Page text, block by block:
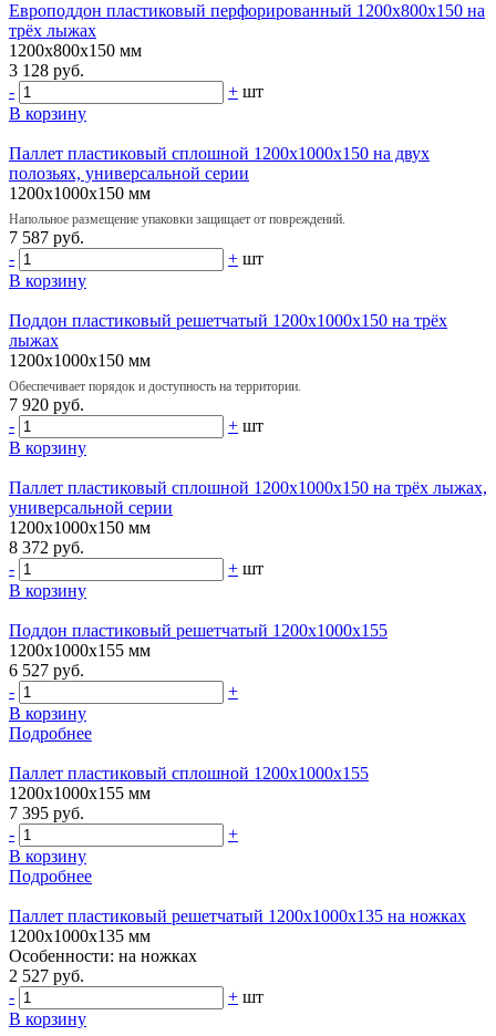
Европоддон пластиковый перфорированный 1200х800х150 на
трёх лыжах
1200х800х150 мм
3 128 руб.
-
+ шт
В корзину
Паллет пластиковый сплошной 1200х1000х150 на двух
полозьях, универсальной серии
1200х1000х150 мм
Напольное размещение упаковки защищает от повреждений.
7 587 руб.
-
+ шт
В корзину
Поддон пластиковый решетчатый 1200х1000х150 на трёх
лыжах
1200х1000х150 мм
Обеспечивает порядок и доступность на территории.
7 920 руб.
-
+ шт
В корзину
Паллет пластиковый сплошной 1200х1000х150 на трёх лыжах,
универсальной серии
1200х1000х150 мм
8 372 руб.
-
+ шт
В корзину
Поддон пластиковый решетчатый 1200х1000х155
1200х1000х155 мм
6 527 руб.
-
+
В корзину
Подробнее
Паллет пластиковый сплошной 1200х1000х155
1200х1000х155 мм
7 395 руб.
-
+
В корзину
Подробнее
Паллет пластиковый решетчатый 1200х1000х135 на ножках
1200х1000х135 мм
Особенности: на ножках
2 527 руб.
-
+ шт
В корзину